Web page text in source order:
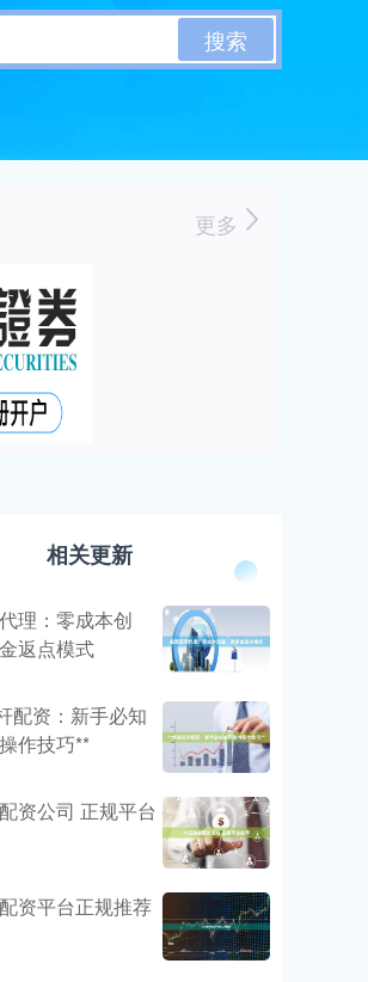
搜索
更多
相关更新
理：零成本创
返点模式
配资：新手必知
作技巧**
资公司 正规平台
资平台正规推荐